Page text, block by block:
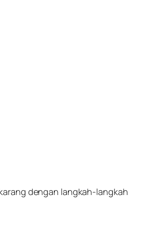
dengan langkah-langkah